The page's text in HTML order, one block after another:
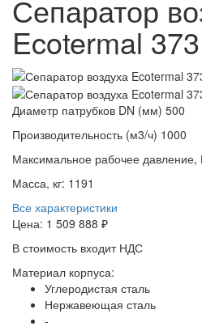
Сепаратор
Ecotermal
Диаметр патрубков DN (мм) 500
Производительность (м3/ч) 1000
Максимальное рабочее
Масса, кг: 1191
Все характеристики
Цена: 1 509 888 ₽
В стоимость входит НДС
Материал корпуса:
Углеродистая сталь
Нержавеющая сталь
-